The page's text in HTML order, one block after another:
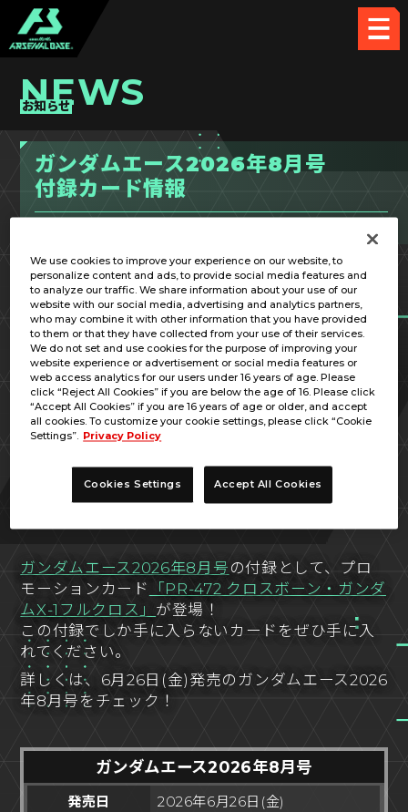
NEWS
お知らせ
ガンダムエース2026年8月号
付録カード情報
ガンダムエース2026年8月号 の付録として、プロ
モーションカード
「PR-472 クロスボーン・ガンダ
ムX-1フルクロス」 が登場！
この付録でしか手に入らないカードをぜひ手に入
れてください。
詳しくは、6月26日(金)発売のガンダムエース2026
年8月号をチェック！
ガンダムエース2026年8月号
発売日
2026年6月26日(金)
We use cookies to improve your experience on our website, to
personalize content and ads, to provide social media features and
to analyze our traffic. We share information about your use of our
website with our social media, advertising and analytics partners,
who may combine it with other information that you have provided
to them or that they have collected from your use of their services.
We do not set and use cookies for the purpose of improving your
website experience or advertisement or social media features or
web access analytics for our users under 16 years of age. Please
click “Reject All Cookies” if you are below the age of 16. Please click
“Accept All Cookies” if you are 16 years of age or older, and accept
all cookies. To customize your cookie settings, please click “Cookie
Settings”. Privacy Policy
Cookies Settings Accept All Cookies